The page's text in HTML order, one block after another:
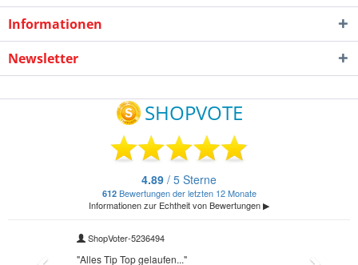
Informationen
Newsletter